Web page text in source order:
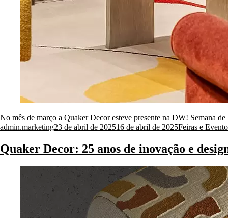
No mês de março a Quaker Decor esteve presente na DW! Semana
Posted
admin.marketing23 de abril de 202516 de abril de 2025Posted
Feiras e
Quaker Decor: 25 anos de inovação e